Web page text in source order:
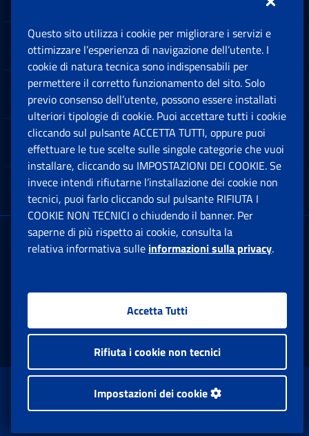
Sedi e Contatti
Software
Note Legali
App mobile
Sede Legale : Via Ciro il Grande, 21
00144 Roma
Facebook: Apre una nuova finestra
Twitter: Apre una nuova finestra
Whatsapp: Apre una nuova
Youtube: Apre una
Instagram:
www.inps.gov.it © 1997-2026
Istituto Nazionale Previdenza Sociale.
Questo sito utilizza i cookie per migliorare i servizi e
ottimizzare l’esperienza di navigazione dell’utente. I
cookie di natura tecnica sono indispensabili per
permettere il corretto funzionamento del sito. Solo
previo consenso dell’utente, possono essere installati
ulteriori tipologie di cookie. Puoi accettare tutti i cookie
cliccando sul pulsante ACCETTA TUTTI, oppure puoi
effettuare le tue scelte sulle singole categorie che vuoi
installare, cliccando su IMPOSTAZIONI DEI COOKIE. Se
invece intendi rifiutarne l’installazione dei cookie non
tecnici, puoi farlo cliccando sul pulsante RIFIUTA I
COOKIE NON TECNICI o chiudendo il banner. Per
saperne di più rispetto ai cookie, consulta la
relativa informativa sulle informazioni sulla privacy.
Accetta Tutti
Rifiuta i cookie non tecnici
Impostazioni dei cookie